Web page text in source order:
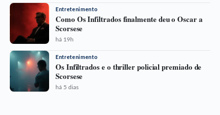
Entretenimento
Como Os Infiltrados finalmente deu o Oscar a
Scorsese
há 19h
Entretenimento
Os Infiltrados e o thriller policial premiado de
Scorsese
há 5 dias